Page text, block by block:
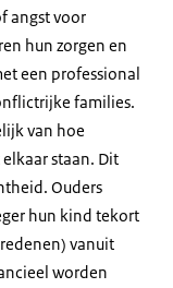
angst voor
hun zorgen en
een professional
families.
van hoe
staan. Dit
Ouders
hun kind tekort
vanuit
worden